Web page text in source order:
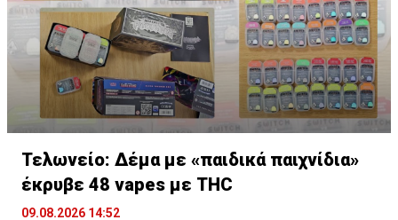
Τελωνείο: Δέμα με «παιδικά παιχνίδια»
έκρυβε 48 vapes με THC
09.08.2026 14:52